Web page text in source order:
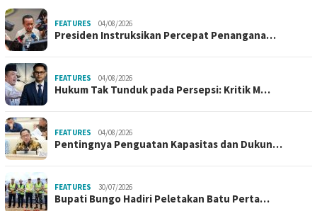
FEATURES 04/08/2026
Presiden Instruksikan Percepat Penangana…
FEATURES 04/08/2026
Hukum Tak Tunduk pada Persepsi: Kritik M…
FEATURES 04/08/2026
Pentingnya Penguatan Kapasitas dan Dukun…
FEATURES 30/07/2026
Bupati Bungo Hadiri Peletakan Batu Perta…